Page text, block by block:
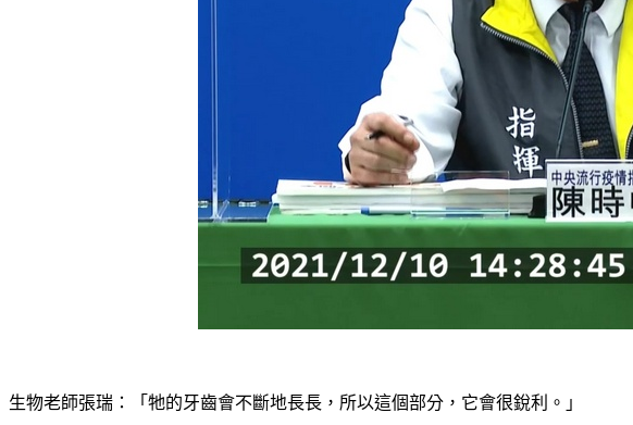
生物老師張瑞：「牠的牙齒會不斷地長長，所以這個部分，它會很銳利。」